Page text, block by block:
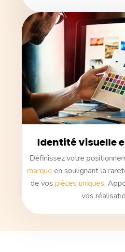
Identité visuelle
Définissez votre
marque en soulignant la
de vos pièces uniques.
vos